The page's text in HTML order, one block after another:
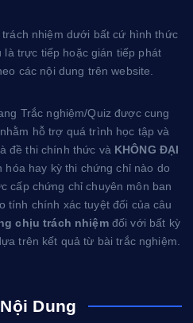
nhiệm dưới bất cứ hình thức
trực tiếp hoặc gián tiếp phát
các nội dung trên website.
Trắc nghiệm/Quiz được cung
hỗ trợ quá trình học tập và
đề thi chính thức và KHÔNG ĐẠI
hóa hay kỳ thi chứng chỉ nào do
cấp chứng chỉ chuyên môn ban
tính chính xác tuyệt đối của câu
chịu trách nhiệmđối với bất kỳ
trên kết quả từ bài trắc nghiệm.
Dung